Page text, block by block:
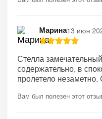
Марина13 июн
Стелла
содержательно, в
пролетело
Вам был полезен этот